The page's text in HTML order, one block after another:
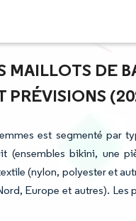
MAILLOTS DE
PRÉVISIONS
est segmenté par
bikini, une
(nylon, polyester et
Europe et autres). Les